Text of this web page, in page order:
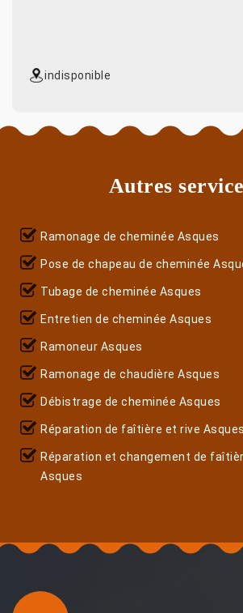
indisponible
Autres
Ramonage de cheminée Asques
Pose de chapeau de cheminée
Tubage de cheminée Asques
Entretien de cheminée Asques
Ramoneur Asques
Ramonage de chaudière Asques
Débistrage de cheminée Asques
Réparation de faîtière et rive Asques
Réparation et changement de
Asques